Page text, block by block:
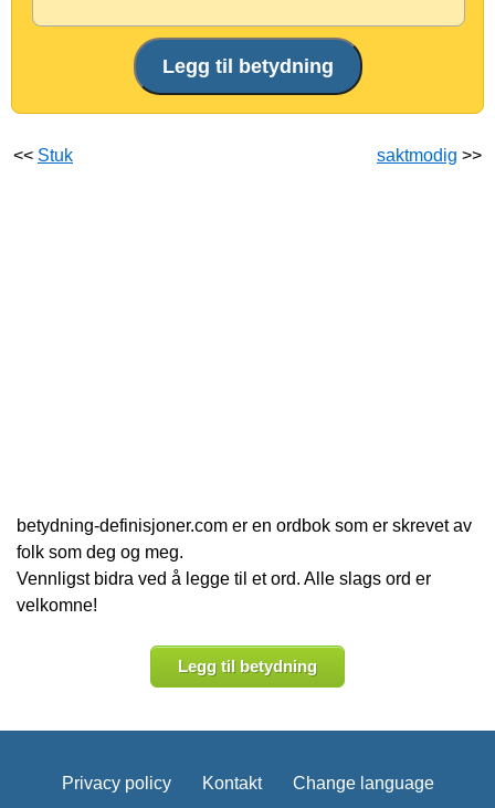
<< Stuk saktmodig >>
betydning-definisjoner.com er en ordbok som er skrevet av
folk som deg og meg.
Vennligst bidra ved å legge til et ord. Alle slags ord er
velkomne!
Legg til betydning
Privacy policy Kontakt Change language